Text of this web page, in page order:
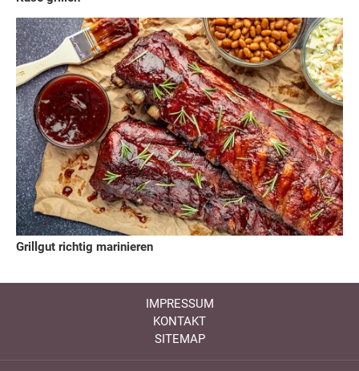
Grillgut richtig marinieren
IMPRESSUM
KONTAKT
SITEMAP